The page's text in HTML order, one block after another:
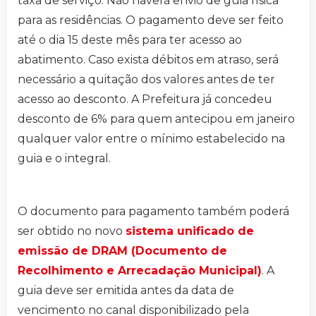
para as residências. O pagamento deve ser feito
até o dia 15 deste mês para ter acesso ao
abatimento. Caso exista débitos em atraso, será
necessário a quitação dos valores antes de ter
acesso ao desconto. A Prefeitura já concedeu
desconto de 6% para quem antecipou em janeiro
qualquer valor entre o mínimo estabelecido na
guia e o integral.
O documento para pagamento também poderá
ser obtido no novo sistema unificado de
emissão de DRAM (Documento de
Recolhimento e Arrecadação Municipal). A
guia deve ser emitida antes da data de
vencimento no canal disponibilizado pela